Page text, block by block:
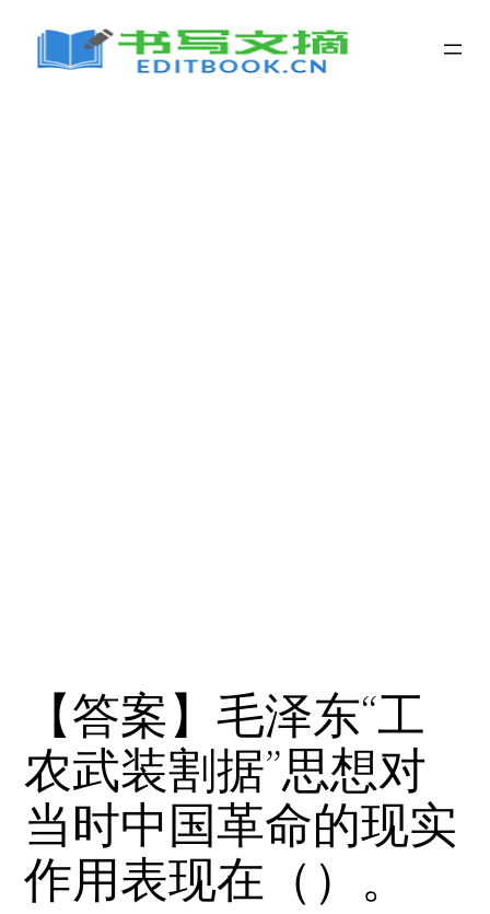
【答案】毛泽东“工
农武装割据”思想对
当时中国革命的现实
作用表现在（）。